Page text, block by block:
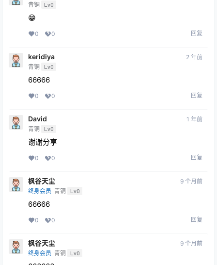
青铜 Lv0
😁
0 0 回复
keridiya
青铜 Lv0
2 年前
66666
0 0 回复
David
青铜 Lv0
1 年前
谢谢分享
0 0 回复
枫谷天尘
终身会员 青铜 Lv0
9 个月前
66666
0 0 回复
枫谷天尘
终身会员 青铜 Lv0
9 个月前